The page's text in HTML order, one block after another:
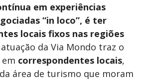
em experiências
“in loco”, é ter
locais fixos nas regiões
da Via Mondo traz o
correspondentes locais,
área de turismo que moram